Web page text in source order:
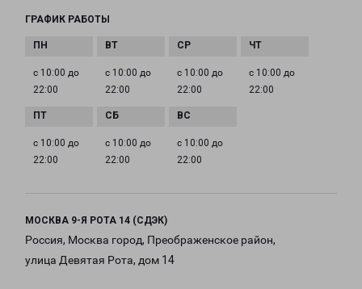
ГРАФИК РАБОТЫ
с 10:00 до
22:00
с 10:00 до
22:00
с 10:00 до
22:00
с 10:00 до
22:00
с 10:00 до
22:00
с 10:00 до
22:00
с 10:00 до
22:00
МОСКВА 9-Я РОТА 14 (СДЭК)
Россия, Москва город, Преображенское район,
улица Девятая Рота, дом 14